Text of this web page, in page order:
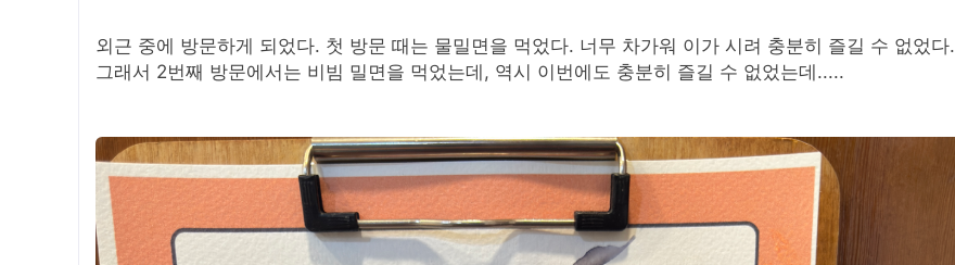
외근 중에 방문하게 되었다. 첫 방문 때는 물밀면을 먹었다. 너무 차가워 이가 시려 충분히 즐길 수 없었다.
그래서 2번째 방문에서는 비빔 밀면을 먹었는데, 역시 이번에도 충분히 즐길 수 없었는데.....